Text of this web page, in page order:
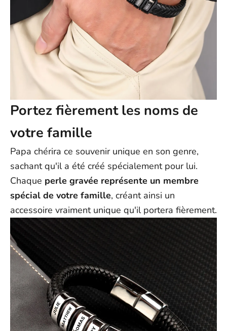
Portez fièrement les noms de
votre famille
Papa chérira ce souvenir unique en son genre,
sachant qu'il a été créé spécialement pour lui.
Chaque perle gravée représente un membre
spécial de votre famille, créant ainsi un
accessoire vraiment unique qu'il portera fièrement.